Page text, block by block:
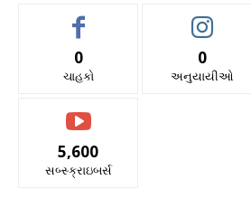
0
ચાહકો
0
અનુયાયીઓ
5,600
સબ્સ્ક્રાઇબર્સ